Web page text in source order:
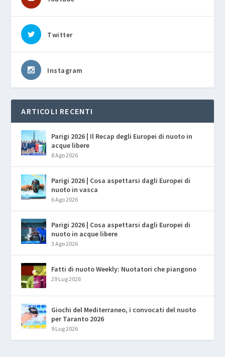
Twitter
Instagram
ARTICOLI RECENTI
Parigi 2026 | Il Recap degli Europei di nuoto in
acque libere
8 Ago 2026
Parigi 2026 | Cosa aspettarsi dagli Europei di
nuoto in vasca
6 Ago 2026
Parigi 2026 | Cosa aspettarsi dagli Europei di
nuoto in acque libere
3 Ago 2026
Fatti di nuoto Weekly: Nuotatori che piangono
29 Lug 2026
Giochi del Mediterraneo, i convocati del nuoto
per Taranto 2026
9 Lug 2026